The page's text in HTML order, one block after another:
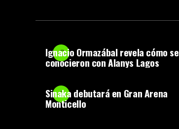
Ignacio Ormazábal revela cómo se
conocieron con Alanys Lagos
Sinaka debutará en Gran Arena
Monticello